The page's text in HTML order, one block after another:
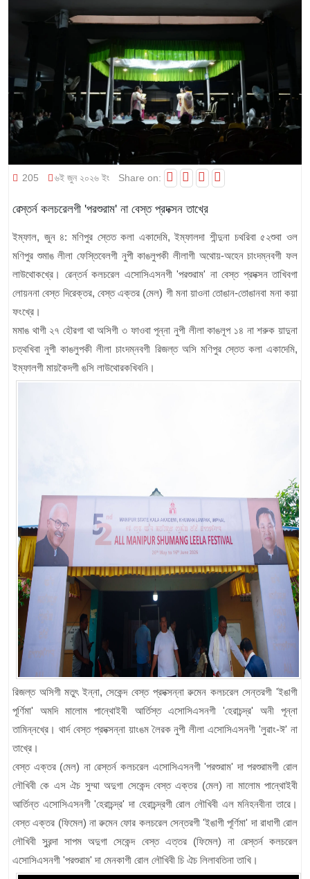
205 ৬ই জুন ২০২৬ ইং Share on:
ৱেস্তর্ন কলচরেলগী 'পরশুরাম' না বেস্ত প্রদক্সন তাখ্রে
ইম্ফাল, জুন ৪: মণিপুর স্তেত কলা একাদেমি, ইম্ফালদা শীন্দুনা চথরিবা ৫২শুবা ওল
মণিপুর শুমাঙ লীলা ফেস্তিবেলগী নুপী কাঙলুপকী লীলাগী অথোয়-অহেন চাংদম্নবগী ফল
লাউথোকখ্রে। ৱেন্তর্ন কলচরেল এসোসিএসনগী 'পরশুরাম' না বেস্ত প্রদক্সন তাখিবগা
লোয়ননা বেস্ত দিরেক্তর, বেস্ত এক্তর (মেল) গী মনা য়াওনা তোঙান-তোঙানবা মনা কয়া
ফংখ্রে।
মমাঙ থাগী ২৭ হৌরগা থা অসিগী ৩ ফাওবা পূন্না নুপী লীলা কাঙলূপ ১৪ না শরুক য়াদুনা
চত্থখিবা নুপী কাঙলুপকী লীলা চাংদম্নবগী রিজল্ত অসি মণিপুর স্তেত কলা একাদেমি,
ইম্ফালগী মায়কৈদগী ঙসি লাউথোরকখিবনি।
রিজল্ত অসিগী মতুৎ ইন্না, সেকেন্দ বেস্ত প্রদক্সন্না ৱুমেন কলচরেল সেন্তরগী 'ইঙাগী
পূর্ণিমা' অমদি মালোম পান্থোইবী আর্তিস্ত এসোসিএসনগী 'হেরাচন্দ্র' অনী পূন্না
তামিন্নখ্রে। থার্দ বেস্ত প্রদক্সন্না য়াংঙম লৈরক নুপী লীলা এসোসিএসনগী 'লুৱাং-ঈ' না
তাখ্রে।
বেস্ত এক্তর (মেল) না ৱেস্তর্ন কলচরেল এসোসিএসনগী 'পরশুরাম' দা পরশুরামগী রোল
লৌখিবী কে এস ঐচ সুম্মা অদুগা সেকেন্দ বেস্ত এক্তর (মেল) না মালোম পান্থোইবী
আর্তিন্ত এসোসিএসনগী 'হেরাচন্দ্র' দা হেরাচন্দ্রগী রোল লৌখিবী এল মনিহনবীনা তারে।
বেস্ত এক্তর (ফিমেল) না ৱুমেন ফোর কলচরেল সেন্তরগী 'ইঙাগী পূর্ণিমা' দা রাধাগী রোল
লৌখিবী সুরন্দা সাপম অদুগা সেকেন্দ বেস্ত এত্তর (ফিমেল) না ৱেস্তর্ন কলচরেল
এসোসিএসনগী 'পরশুরাম' দা মেনকাগী রোল লৌখিবী চি ঐচ লিলাবতিনা তাখি।